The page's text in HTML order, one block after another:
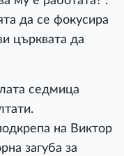
да се фокусира
църквата да
седмица
на Виктор
загуба за